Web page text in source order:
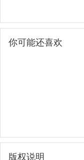
你可能还喜欢
版权说明